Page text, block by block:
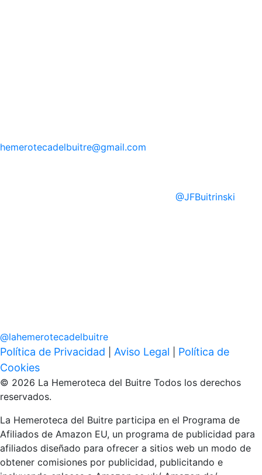
hemerotecadelbuitre@gmail.com
@JFBuitrinski
@lahemerotecadelbuitre
Política de Privacidad Aviso Legal
Política de
Cookies
© 2026 La Hemeroteca del Buitre Todos los derechos
reservados.
La Hemeroteca del Buitre participa en el Programa de
Afiliados de Amazon EU, un programa de publicidad para
afiliados diseñado para ofrecer a sitios web un modo de
obtener comisiones por publicidad, publicitando e